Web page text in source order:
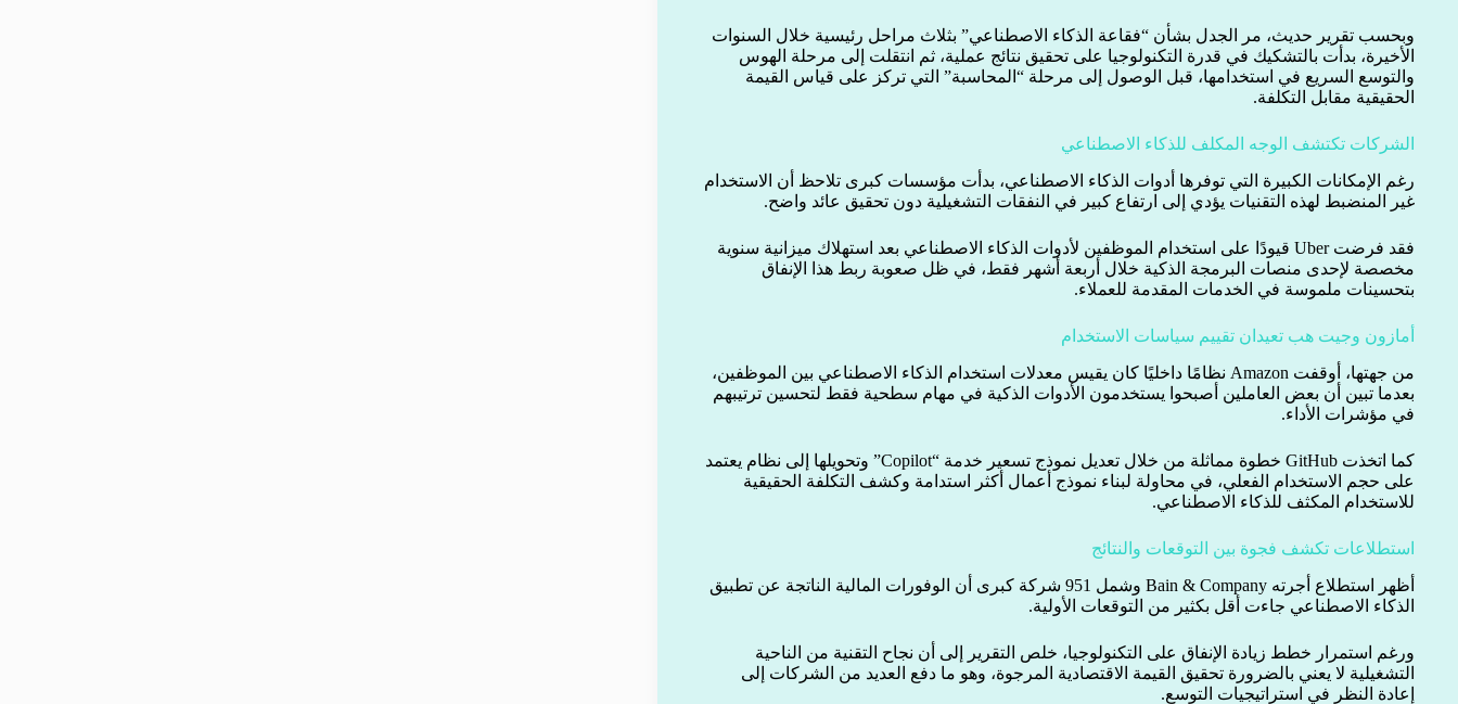
وبحسب تقرير حديث، مر الجدل بشأن “فقاعة الذكاء الاصطناعي” بثلاث مراحل رئيسية خلال السنوات
الأخيرة، بدأت بالتشكيك في قدرة التكنولوجيا على تحقيق نتائج عملية، ثم انتقلت إلى مرحلة الهوس
والتوسع السريع في استخدامها، قبل الوصول إلى مرحلة “المحاسبة” التي تركز على قياس القيمة
الحقيقية مقابل التكلفة.
الشركات تكتشف الوجه المكلف للذكاء الاصطناعي
رغم الإمكانات الكبيرة التي توفرها أدوات الذكاء الاصطناعي، بدأت مؤسسات كبرى تلاحظ أن الاستخدام
غير المنضبط لهذه التقنيات يؤدي إلى ارتفاع كبير في النفقات التشغيلية دون تحقيق عائد واضح.
فقد فرضت Uber قيودًا على استخدام الموظفين لأدوات الذكاء الاصطناعي بعد استهلاك ميزانية سنوية
مخصصة لإحدى منصات البرمجة الذكية خلال أربعة أشهر فقط، في ظل صعوبة ربط هذا الإنفاق
بتحسينات ملموسة في الخدمات المقدمة للعملاء.
أمازون وجيت هب تعيدان تقييم سياسات الاستخدام
من جهتها، أوقفت Amazon نظامًا داخليًا كان يقيس معدلات استخدام الذكاء الاصطناعي بين الموظفين،
بعدما تبين أن بعض العاملين أصبحوا يستخدمون الأدوات الذكية في مهام سطحية فقط لتحسين ترتيبهم
في مؤشرات الأداء.
كما اتخذت GitHub خطوة مماثلة من خلال تعديل نموذج تسعير خدمة “Copilot” وتحويلها إلى نظام يعتمد
على حجم الاستخدام الفعلي، في محاولة لبناء نموذج أعمال أكثر استدامة وكشف التكلفة الحقيقية
للاستخدام المكثف للذكاء الاصطناعي.
استطلاعات تكشف فجوة بين التوقعات والنتائج
أظهر استطلاع أجرته Bain & Company وشمل 951 شركة كبرى أن الوفورات المالية الناتجة عن تطبيق
الذكاء الاصطناعي جاءت أقل بكثير من التوقعات الأولية.
ورغم استمرار خطط زيادة الإنفاق على التكنولوجيا، خلص التقرير إلى أن نجاح التقنية من الناحية
التشغيلية لا يعني بالضرورة تحقيق القيمة الاقتصادية المرجوة، وهو ما دفع العديد من الشركات إلى
إعادة النظر في استراتيجيات التوسع.